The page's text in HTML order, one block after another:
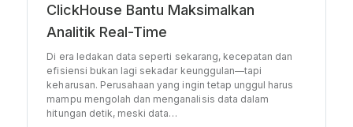
ClickHouse Bantu Maksimalkan
Analitik Real-Time
Di era ledakan data seperti sekarang, kecepatan dan
efisiensi bukan lagi sekadar keunggulan—tapi
keharusan. Perusahaan yang ingin tetap unggul harus
mampu mengolah dan menganalisis data dalam
hitungan detik, meski data…